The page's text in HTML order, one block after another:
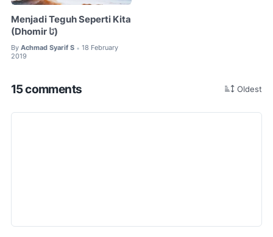
Menjadi Teguh Seperti Kita
(Dhomir نَا)
By Achmad Syarif S • 18 February
2019
15 comments Oldest